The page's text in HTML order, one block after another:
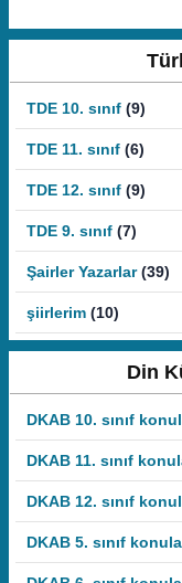
TDE 10. sınıf (9)
TDE 11. sınıf (6)
TDE 12. sınıf (9)
TDE 9. sınıf (7)
Şairler Yazarlar (39)
şiirlerim (10)
Din
DKAB 10. sınıf
DKAB 11. sınıf
DKAB 12. sınıf
DKAB 5. sınıf